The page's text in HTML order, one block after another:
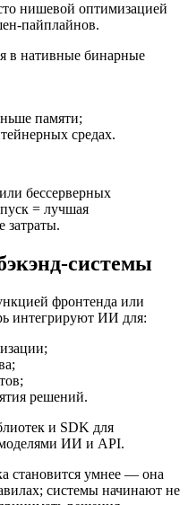
нишевой оптимизацией
пайплайнов.
в нативные бинарные
памяти;
средах.
бессерверных
= лучшая
затраты.
системы
фронтенда или
интегрируют ИИ для:
решений.
и SDK для
моделями ИИ и API.
становится умнее — она
системы начинают не